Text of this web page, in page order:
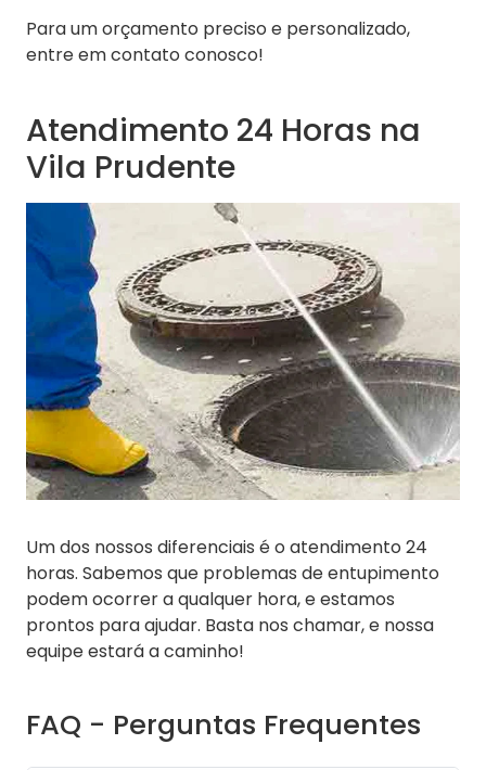
Para um orçamento preciso e personalizado,
entre em contato conosco!
Atendimento 24 Horas na
Vila Prudente
Um dos nossos diferenciais é o atendimento 24
horas. Sabemos que problemas de entupimento
podem ocorrer a qualquer hora, e estamos
prontos para ajudar. Basta nos chamar, e nossa
equipe estará a caminho!
FAQ - Perguntas Frequentes